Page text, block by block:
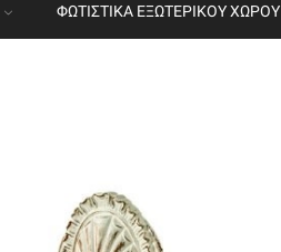
ΦΩΤΙΣΤΙΚΆ ΕΞΩΤΕΡΙΚΟΎ ΧΏΡΟΥ